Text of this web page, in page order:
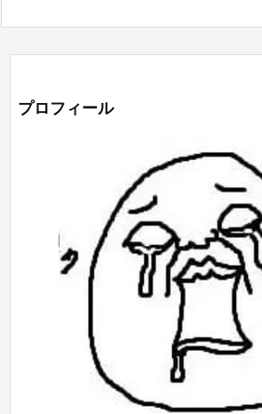
プロフィール